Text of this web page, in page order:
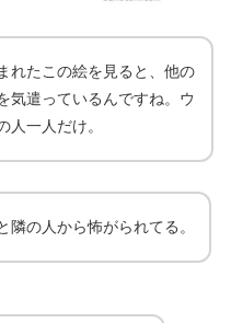
れたこの絵を見ると、他の
気遣っているんですね。ウ
人一人だけ。
隣の人から怖がられてる。